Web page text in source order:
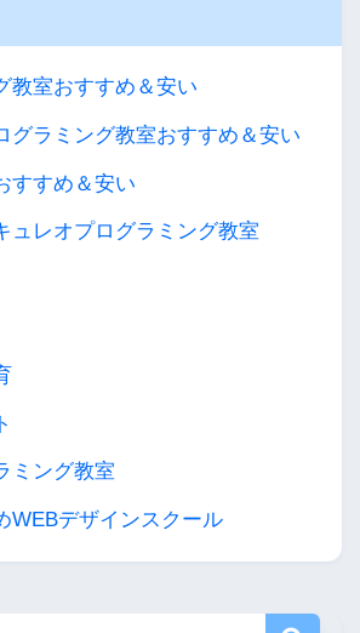
教室おすすめ＆安い
ラミング教室おすすめ＆安い
すすめ＆安い
レオプログラミング教室
ミング教室
WEBデザインスクール